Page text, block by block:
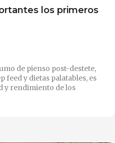
los primeros
de pienso post-destete,
feed y dietas palatables, es
y rendimiento de los